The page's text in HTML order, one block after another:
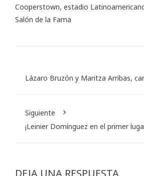
Cooperstown, estadio
Salón de la Fama
Lázaro Bruzón y Maritza Arribas,
Siguiente
¡Leinier Domínguez en el primer